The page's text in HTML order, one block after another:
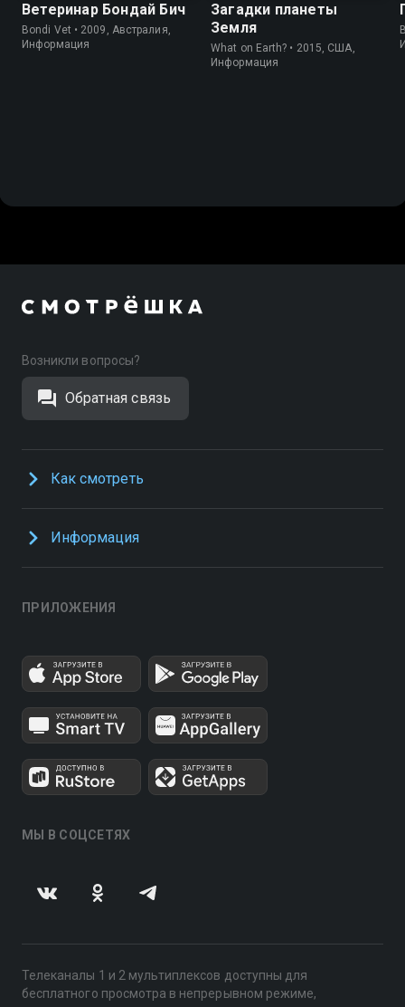
Ветеринар Бондай Бич
Bondi Vet • 2009, Австралия,
Информация
Загадки планеты
Земля
What on Earth? • 2015, США,
Информация
Возникли вопросы?
Обратная связь
Как смотреть
Информация
ПРИЛОЖЕНИЯ
МЫ В СОЦСЕТЯХ
Телеканалы 1 и 2 мультиплексов доступны для
бесплатного просмотра в непрерывном режиме,